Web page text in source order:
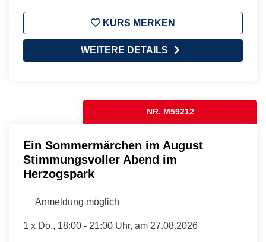
KURS MERKEN
WEITERE DETAILS
NR. M59212
Ein Sommermärchen im August
Stimmungsvoller Abend im
Herzogspark
Anmeldung möglich
1 x Do., 18:00 - 21:00 Uhr, am 27.08.2026